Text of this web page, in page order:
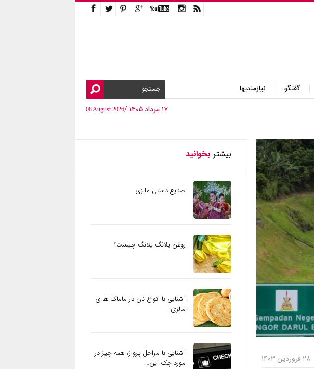
گفتگو
نیازمندیها
۱۷ مرداد ۱۴۰۵ /
08 August 2026
۲۸ فروردین ۱۴۰۳
بیشتر بخوانید
صنایع دستی مالزی
روغن یلانگ یلانگ چیست؟
آشنایی با انواع نان در ماماک ها ی
مالزی!
آشنایی با مراحل پرواز، همه چیز در
مورد چک این…